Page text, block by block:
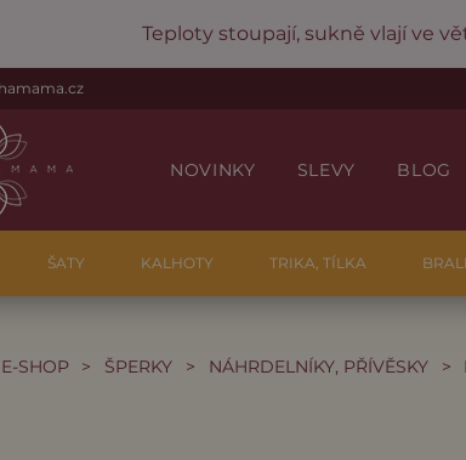
Teploty stoupají, sukně vlají ve
NOVINKY SLEVY BLOG
ŠATY KALHOTY TRIKA, TÍLKA
E-SHOP > ŠPERKY > NÁHRDELNÍKY, PŘÍVĚSKY >